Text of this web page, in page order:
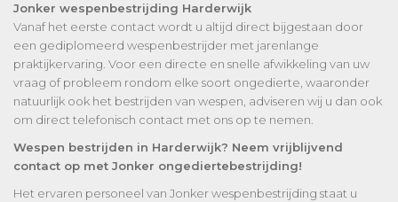
Jonker wespenbestrijding Harderwijk
Vanaf het eerste contact wordt u altijd direct bijgestaan door
een gediplomeerd wespenbestrijder met jarenlange
praktijkervaring. Voor een directe en snelle afwikkeling van uw
vraag of probleem rondom elke soort ongedierte, waaronder
natuurlijk ook het bestrijden van wespen, adviseren wij u dan ook
om direct telefonisch contact met ons op te nemen.
Wespen bestrijden in Harderwijk? Neem vrijblijvend
contact op met Jonker ongediertebestrijding!
Het ervaren personeel van Jonker wespenbestrijding staat u